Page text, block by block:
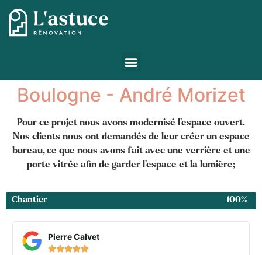
Boulogne - André Morizet
Pour ce projet nous avons modernisé l’espace ouvert.
Nos clients nous ont demandés de leur créer un espace
bureau, ce que nous avons fait avec une verrière et une
porte vitrée afin de garder l’espace et la lumière;
Chantier 100%
Pierre Calvet
